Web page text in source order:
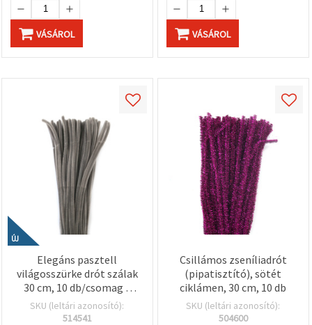
VÁSÁROL VÁSÁROL
ÚJ
Elegáns pasztell
világosszürke drót szálak
30 cm, 10 db/csomag –
minimalista kreatív
hobbihoz,
SKU (leltári azonosító):
514541
Csillámos zseníliadrót
(pipatisztító), sötét
ciklámen, 30 cm, 10 db
SKU (leltári azonosító):
504600